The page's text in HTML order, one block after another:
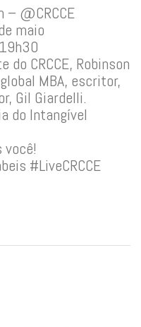
– @CRCCE
maio
CRCCE, Robinson
MBA, escritor,
Gil Giardelli.
do Intangível
você!
#LiveCRCCE